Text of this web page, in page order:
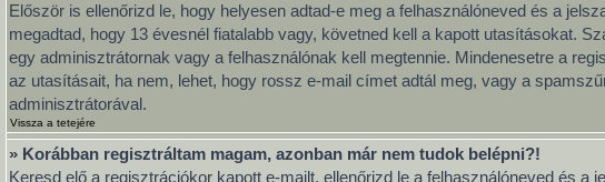
Először is ellenőrizd le, hogy helyesen adtad-e meg a felhasználóneved és a
megadtad, hogy 13 évesnél fiatalabb vagy, követned kell a kapott utasításokat.
egy adminisztrátornak vagy a felhasználónak kell megtennie. Mindenesetre a
az utasításait, ha nem, lehet, hogy rossz e-mail címet adtál meg, vagy a
adminisztrátorával.
Vissza a tetejére
» Korábban regisztráltam magam, azonban már nem tudok belépni?!
Keresd elő a regisztrációkor kapott e-mailt, ellenőrizd le a felhasználóneved és